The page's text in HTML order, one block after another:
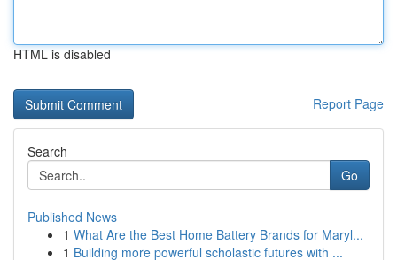
HTML is disabled
Report Page
Search
Go
Published News
1 What Are the Best Home Battery Brands for Maryl...
1 Building more powerful scholastic futures with ...